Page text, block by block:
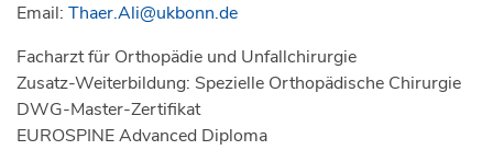
Email: Thaer.Ali@ukbonn.de
Facharzt für Orthopädie und Unfallchirurgie
Zusatz-Weiterbildung: Spezielle Orthopädische Chirurgie
DWG-Master-Zertifikat
EUROSPINE Advanced Diploma